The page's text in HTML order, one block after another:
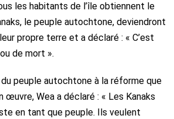
les habitants de l’île obtiennent le
le peuple autochtone, deviendront
propre terre et a déclaré : « C’est
de mort ».
peuple autochtone à la réforme que
œuvre, Wea a déclaré : « Les Kanaks
en tant que peuple. Ils veulent